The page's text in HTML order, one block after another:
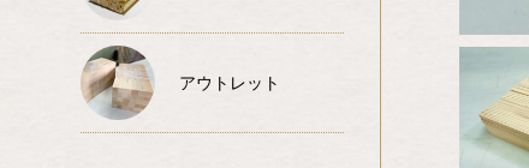
アウトレット